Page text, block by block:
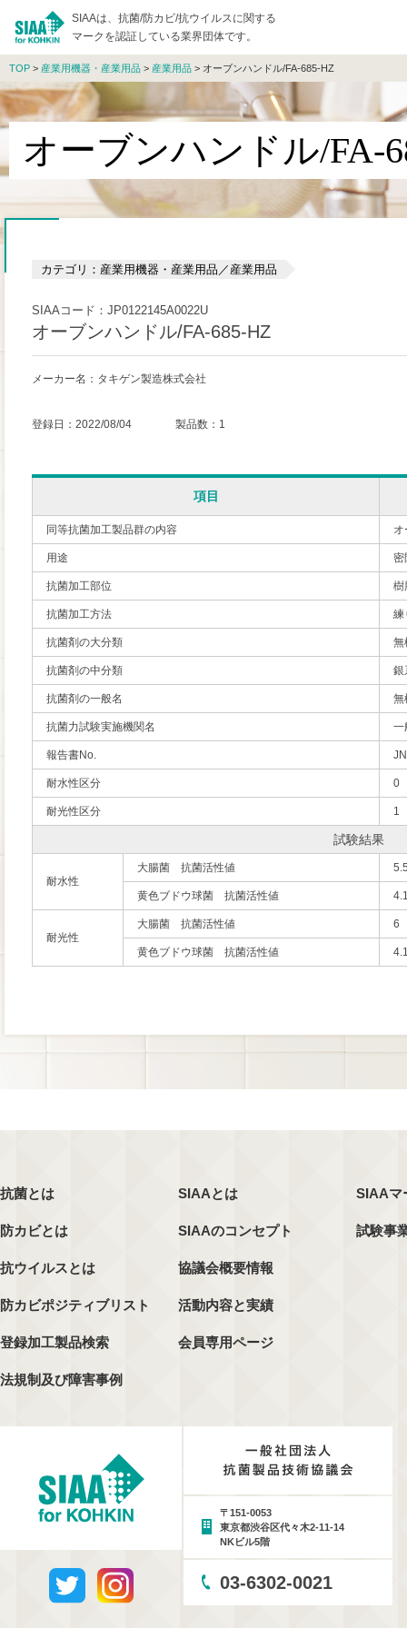
SIAAは、抗菌/防カビ/抗ウイルスに関する
マークを認証している業界団体です。
TOP > 産業用機器・産業用品 > 産業用品 > オーブンハンドル/FA-685-HZ
オーブンハンドル/FA-
カテゴリ：産業用機器・産業用品／産業用品
SIAAコード：JP0122145A0022U
オーブンハンドル/FA-685-HZ
メーカー名：タキゲン製造株式会社
登録日：2022/08/04 製品数：1
項目
同等抗菌加工製品群の内容 オ
用途 密
抗菌加工部位 樹
抗菌加工方法 練
抗菌剤の大分類 無
抗菌剤の中分類 銀
抗菌剤の一般名 無
抗菌力試験実施機関名 一
報告書No.
耐水性区分 0
耐光性区分 1
試験結果
耐水性
大腸菌 抗菌活性値
黄色ブドウ球菌 抗菌活性値
耐光性
大腸菌 抗菌活性値 6
黄色ブドウ球菌 抗菌活性値
抗菌とは
防カビとは
抗ウイルスとは
防カビポジティブリスト
登録加工製品検索
法規制及び障害事例
SIAAとは
SIAAのコンセプト
協議会概要情報
活動内容と実績
会員専用ページ
SIAAマ
試験事
〒151-0053
東京都渋谷区代々木2-11-14
NKビル5階
03-6302-0021